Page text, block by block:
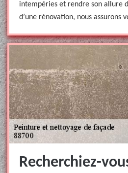
intempéries et rendre son allure
d’une rénovation, nous assurons
Recherchiez-